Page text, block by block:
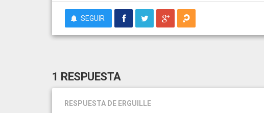
SEGUIR
1 RESPUESTA
RESPUESTA DE ERGUILLE